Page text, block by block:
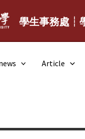
學生事務處┆
Article